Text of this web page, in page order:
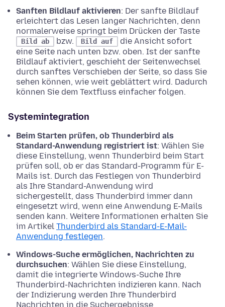
Sanften Bildlauf aktivieren: Der sanfte Bildlauf
erleichtert das Lesen langer Nachrichten, denn
normalerweise springt beim Drücken der Taste
Bild ab bzw. Bild auf
die Ansicht sofort
eine Seite nach unten bzw. oben. Ist der sanfte
Bildlauf aktiviert, geschieht der Seitenwechsel
durch sanftes Verschieben der Seite, so dass Sie
sehen können, wie weit geblättert wird. Dadurch
können Sie dem Textfluss einfacher folgen.
Systemintegration
Beim Starten prüfen, ob Thunderbird als
Standard-Anwendung registriert ist: Wählen Sie
diese Einstellung, wenn Thunderbird beim Start
prüfen soll, ob er das Standard-Programm für E-
Mails ist. Durch das Festlegen von Thunderbird
als Ihre Standard-Anwendung wird
sichergestellt, dass Thunderbird immer dann
eingesetzt wird, wenn eine Anwendung E-Mails
senden kann. Weitere Informationen erhalten Sie
im Artikel Thunderbird als Standard-E-Mail-
Anwendung festlegen.
Windows-Suche ermöglichen, Nachrichten zu
durchsuchen: Wählen Sie diese Einstellung,
damit die integrierte Windows-Suche Ihre
Thunderbird-Nachrichten indizieren kann. Nach
der Indizierung werden Ihre Thunderbird
Nachrichten in die Suchergebnisse